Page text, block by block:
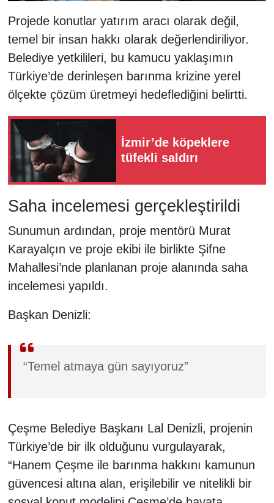
Projede konutlar yatırım aracı olarak değil,
temel bir insan hakkı olarak değerlendiriliyor.
Belediye yetkilileri, bu kamucu yaklaşımın
Türkiye’de derinleşen barınma krizine yerel
ölçekte çözüm üretmeyi hedeflediğini belirtti.
İzmir’de köpeklere
tüfekli saldırı
Saha incelemesi gerçekleştirildi
Sunumun ardından, proje mentörü Murat
Karayalçın ve proje ekibi ile birlikte Şifne
Mahallesi’nde planlanan proje alanında saha
incelemesi yapıldı.
Başkan Denizli:
“Temel atmaya gün sayıyoruz”
Çeşme Belediye Başkanı Lal Denizli, projenin
Türkiye’de bir ilk olduğunu vurgulayarak,
“Hanem Çeşme ile barınma hakkını kamunun
güvencesi altına alan, erişilebilir ve nitelikli bir